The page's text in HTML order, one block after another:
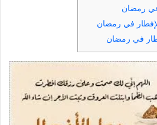
في رمضان
في رمضان
في رمضان